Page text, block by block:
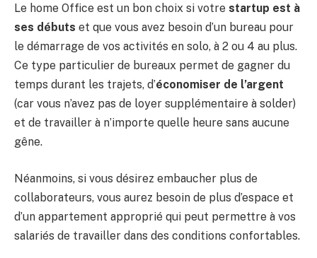
Le home Office est un bon choix si votre startup est à
ses débuts et que vous avez besoin d’un bureau pour
le démarrage de vos activités en solo, à 2 ou 4 au plus.
Ce type particulier de bureaux permet de gagner du
temps durant les trajets, d’économiser de l’argent
(car vous n’avez pas de loyer supplémentaire à solder)
et de travailler à n’importe quelle heure sans aucune
gêne.
Néanmoins, si vous désirez embaucher plus de
collaborateurs, vous aurez besoin de plus d’espace et
d’un appartement approprié qui peut permettre à vos
salariés de travailler dans des conditions confortables.